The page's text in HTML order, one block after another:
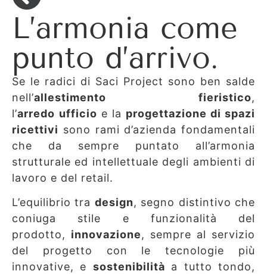
L’armonia come
punto d’arrivo.
Se le radici di Saci Project sono ben salde
nell’allestimento fieristico,
l’arredo ufficio e la progettazione di spazi
ricettivi sono rami d’azienda fondamentali
che da sempre puntato all’armonia
strutturale ed intellettuale degli ambienti di
lavoro e del retail.
L’equilibrio tra design, segno distintivo che
coniuga stile e funzionalità del
prodotto, innovazione, sempre al servizio
del progetto con le tecnologie più
innovative, e sostenibilità a tutto tondo,